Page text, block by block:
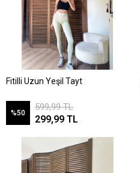
Fitilli Uzun Yeşil Tayt
%50
599,99 TL
299,99 TL